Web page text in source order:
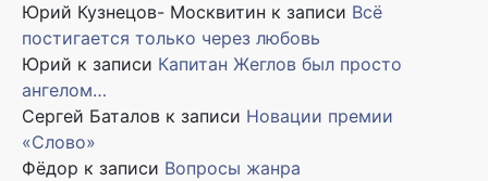
Юрий Кузнецов- Москвитин к записи Всё
постигается только через любовь
Юрий к записи Капитан Жеглов был просто
ангелом…
Сергей Баталов к записи Новации премии
«Слово»
Фёдор к записи Вопросы жанра